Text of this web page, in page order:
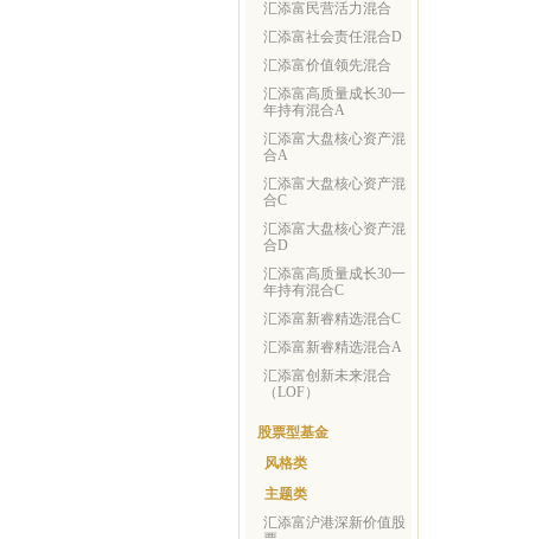
汇添富民营活力混合
汇添富社会责任混合D
汇添富价值领先混合
汇添富高质量成长30一
年持有混合A
汇添富大盘核心资产混
合A
汇添富大盘核心资产混
合C
汇添富大盘核心资产混
合D
汇添富高质量成长30一
年持有混合C
汇添富新睿精选混合C
汇添富新睿精选混合A
汇添富创新未来混合
（LOF）
股票型基金
风格类
主题类
汇添富沪港深新价值股